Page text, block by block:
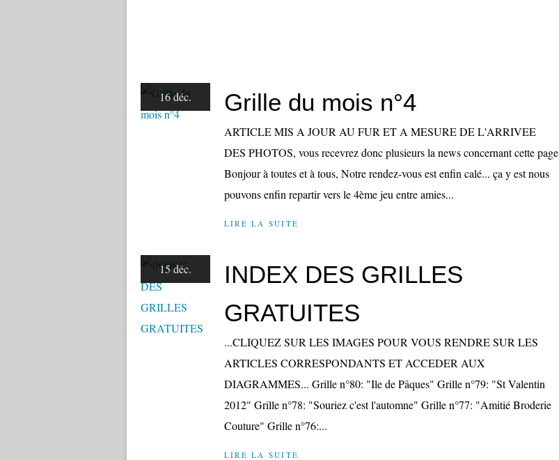
16 déc. Grille du mois n°4
ARTICLE MIS A JOUR AU FUR ET A MESURE DE L'ARRIVEE
DES PHOTOS, vous recevrez donc plusieurs la news concernant cette page
Bonjour à toutes et à tous, Notre rendez-vous est enfin calé... ça y est nous
pouvons enfin repartir vers le 4ème jeu entre amies...
LIRE LA SUITE
15 déc.
INDEX DES GRILLES
GRATUITES
...CLIQUEZ SUR LES IMAGES POUR VOUS RENDRE SUR LES
ARTICLES CORRESPONDANTS ET ACCEDER AUX
DIAGRAMMES... Grille n°80: "Ile de Pâques" Grille n°79: "St Valentin
2012" Grille n°78: "Souriez c'est l'automne" Grille n°77: "Amitié Broderie
Couture" Grille n°76:...
LIRE LA SUITE